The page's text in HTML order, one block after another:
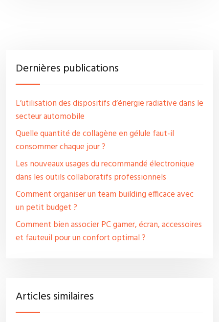
Dernières publications
L’utilisation des dispositifs d’énergie radiative dans le
secteur automobile
Quelle quantité de collagène en gélule faut-il
consommer chaque jour ?
Les nouveaux usages du recommandé électronique
dans les outils collaboratifs professionnels
Comment organiser un team building efficace avec
un petit budget ?
Comment bien associer PC gamer, écran, accessoires
et fauteuil pour un confort optimal ?
Articles similaires